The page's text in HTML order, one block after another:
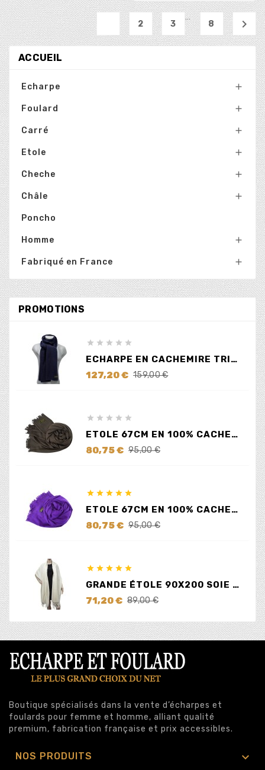
2 3
…
8 
ACCUEIL
Echarpe 
Foulard 
Carré 
Etole 
Cheche 
Châle 
Poncho
Homme 
Fabriqué en France 
PROMOTIONS
    
ECHARPE EN CACHEMIRE TRICOTÉ BLEUE
127,20 € 159,00 €
    
ETOLE 67CM EN 100% CACHEMIRE MARRON
80,75 € 95,00 €
    
ETOLE 67CM EN 100% CACHEMIRE LILAS
80,75 € 95,00 €
    
GRANDE ÉTOLE 90X200 SOIE ET CACHEMIRE ÉCRUE
71,20 € 89,00 €
base
Boutique spécialisés dans la vente d’écharpes et
foulards pour femme et homme, alliant qualité
premium, fabrication française et prix accessibles.
NOS PRODUITS 